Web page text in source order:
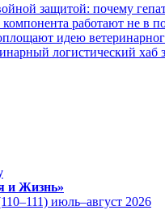
защитой: почему
компонента работают не в
идею
логистический хаб
и Жизнь»
июль–август 2026